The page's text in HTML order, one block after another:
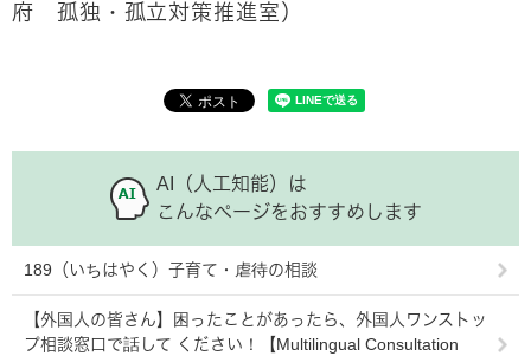
府 孤独・孤立対策推進室）
AI（人工知能）は
こんなページをおすすめします
189（いちはやく）子育て・虐待の相談
【外国人の皆さん】困ったことがあったら、外国人ワンストッ
プ相談窓口で話して ください！【Multilingual Consultation